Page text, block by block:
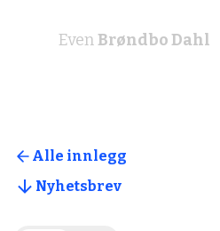
EvenBrøndbo Dahl
Alle innlegg
Nyhetsbrev